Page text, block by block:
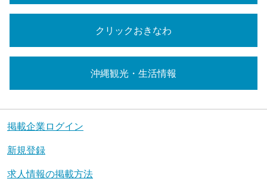
クリックおきなわ
沖縄観光・生活情報
掲載企業ログイン
新規登録
求人情報の掲載方法